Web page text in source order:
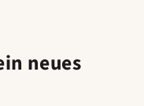
neues